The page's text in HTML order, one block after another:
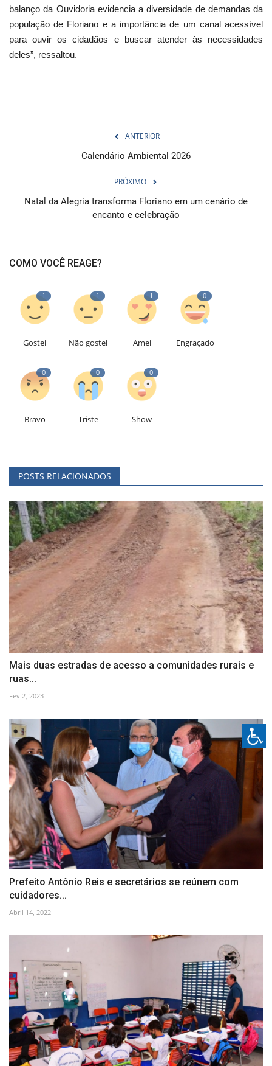
balanço da Ouvidoria evidencia a diversidade de demandas da
população de Floriano e a importância de um canal acessível
para ouvir os cidadãos e buscar atender às necessidades
deles”, ressaltou.
ANTERIOR
Calendário Ambiental 2026
PRÓXIMO
Natal da Alegria transforma Floriano em um cenário de
encanto e celebração
COMO VOCÊ REAGE?
1
Gostei
1
Não gostei
1
Amei
0
Engraçado
0
Bravo
0
Triste
0
Show
POSTS RELACIONADOS
Mais duas estradas de acesso a comunidades rurais e
ruas...
Fev 2, 2023
Prefeito Antônio Reis e secretários se reúnem com
cuidadores...
Abril 14, 2022